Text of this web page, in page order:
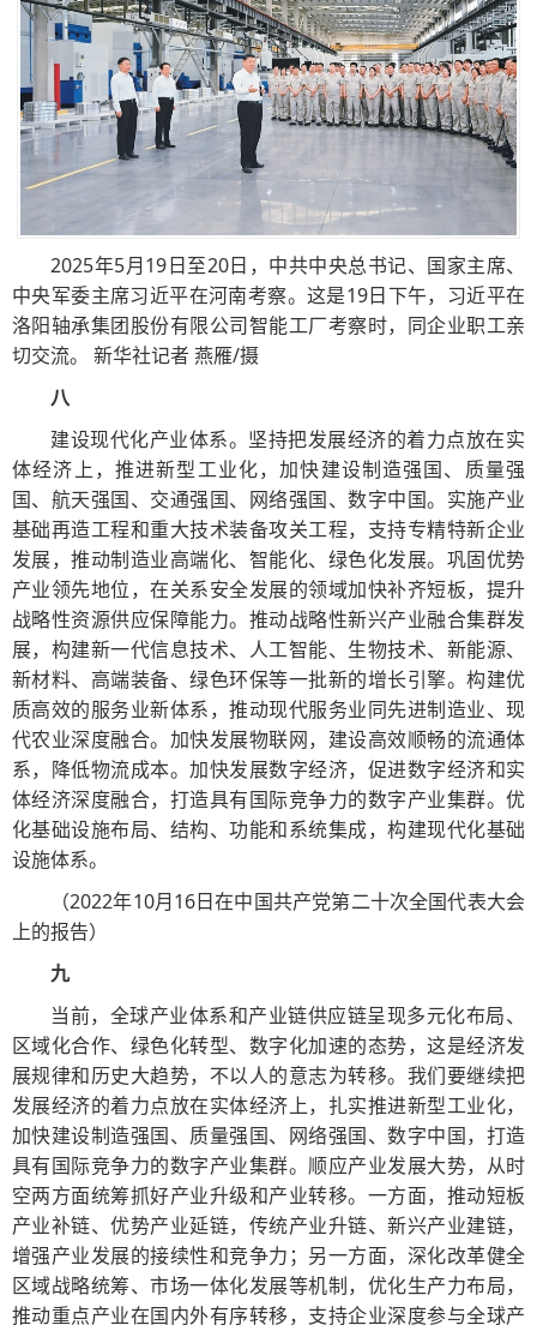
2025年5月19日至20日，中共中央总书记、国家主席、
中央军委主席习近平在河南考察。这是19日下午，习近平在
洛阳轴承集团股份有限公司智能工厂考察时，同企业职工亲
切交流。 新华社记者 燕雁/摄
八
建设现代化产业体系。坚持把发展经济的着力点放在实
体经济上，推进新型工业化，加快建设制造强国、质量强
国、航天强国、交通强国、网络强国、数字中国。实施产业
基础再造工程和重大技术装备攻关工程，支持专精特新企业
发展，推动制造业高端化、智能化、绿色化发展。巩固优势
产业领先地位，在关系安全发展的领域加快补齐短板，提升
战略性资源供应保障能力。推动战略性新兴产业融合集群发
展，构建新一代信息技术、人工智能、生物技术、新能源、
新材料、高端装备、绿色环保等一批新的增长引擎。构建优
质高效的服务业新体系，推动现代服务业同先进制造业、现
代农业深度融合。加快发展物联网，建设高效顺畅的流通体
系，降低物流成本。加快发展数字经济，促进数字经济和实
体经济深度融合，打造具有国际竞争力的数字产业集群。优
化基础设施布局、结构、功能和系统集成，构建现代化基础
设施体系。
（2022年10月16日在中国共产党第二十次全国代表大会
上的报告）
九
当前，全球产业体系和产业链供应链呈现多元化布局、
区域化合作、绿色化转型、数字化加速的态势，这是经济发
展规律和历史大趋势，不以人的意志为转移。我们要继续把
发展经济的着力点放在实体经济上，扎实推进新型工业化，
加快建设制造强国、质量强国、网络强国、数字中国，打造
具有国际竞争力的数字产业集群。顺应产业发展大势，从时
空两方面统筹抓好产业升级和产业转移。一方面，推动短板
产业补链、优势产业延链，传统产业升链、新兴产业建链，
增强产业发展的接续性和竞争力；另一方面，深化改革健全
区域战略统筹、市场一体化发展等机制，优化生产力布局，
推动重点产业在国内外有序转移，支持企业深度参与全球产